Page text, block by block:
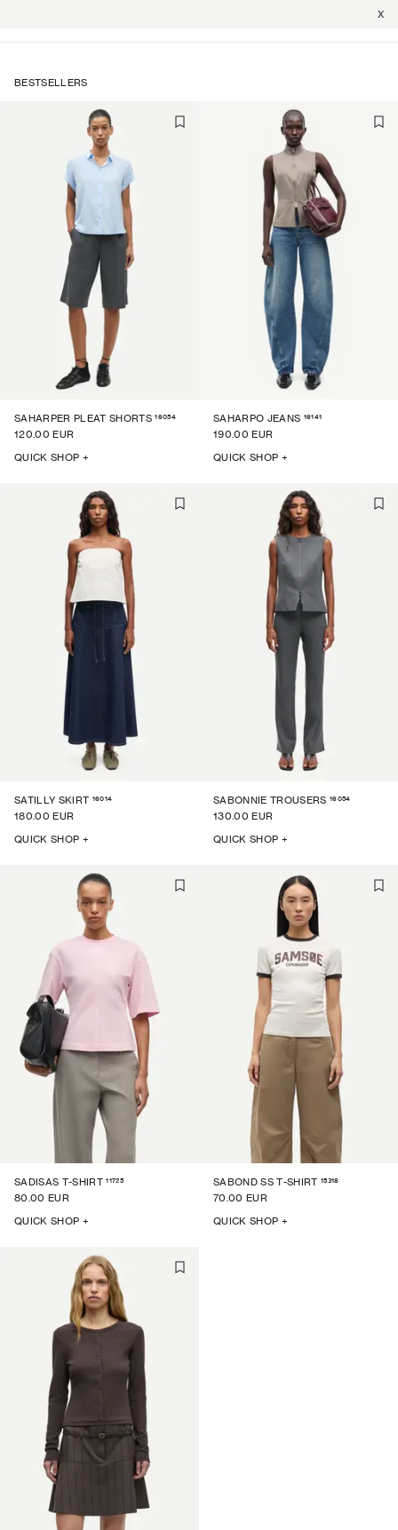
X
BESTSELLERS
SAHARPER PLEAT SHORTS 16054
120.00 EUR
QUICK SHOP +
SAHARPO JEANS 16141
190.00 EUR
QUICK SHOP +
SATILLY SKIRT 16014
180.00 EUR
QUICK SHOP +
SABONNIE TROUSERS 16054
130.00 EUR
QUICK SHOP +
SADISAS T-SHIRT 11725
80.00 EUR
QUICK SHOP +
SABOND SS T-SHIRT 15318
70.00 EUR
QUICK SHOP +